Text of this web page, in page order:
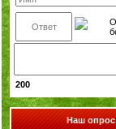
200
Наш опрос